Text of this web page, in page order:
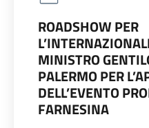
ROADSHOW PER
MINISTRO
PALERMO PER
DELL’EVENTO
FARNESINA